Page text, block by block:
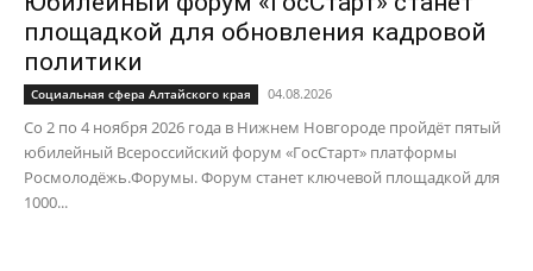
площадкой для обновления кадровой
политики
Социальная сфера Алтайского края 04.08.2026
Со 2 по 4 ноября 2026 года в Нижнем Новгороде пройдёт пятый
юбилейный Всероссийский форум «ГосСтарт» платформы
Росмолодёжь.Форумы. Форум станет ключевой площадкой для
1000...